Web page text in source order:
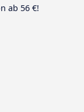
ab 56 €!